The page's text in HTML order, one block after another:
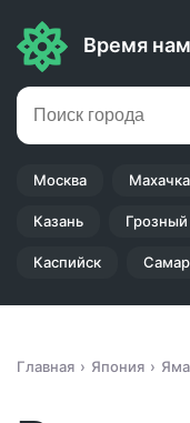
Время
Москва
Казань Грозный
Каспийск
Главная Япония